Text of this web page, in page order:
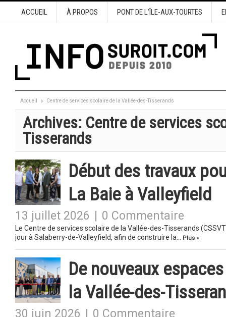
ACCUEIL À PROPOS PONT DE L’ÎLE-AUX-TOURTES
Accueil Centre de services scolaire de la Vallée-des-Tisserands
Archives: Centre de services
Tisserands
Début des travaux
La Baie à Valleyfield
13 juillet 2026 0 Commentaire
Le Centre de services scolaire de la Vallée-des-Tisserands
jour à Salaberry-de-Valleyfield, afin de construire la…
Plus »
De nouveaux
la Vallée-des-
30 juin 2026 0 Commentaire